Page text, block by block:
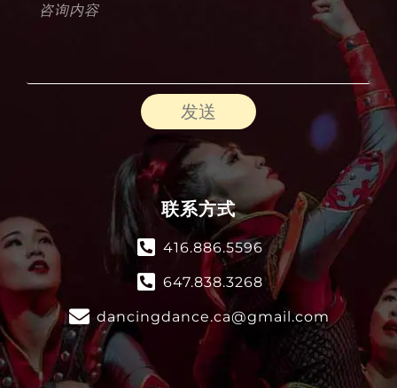
发送
联系方式
416.886.5596
647.838.3268
dancingdance.ca@gmail.com